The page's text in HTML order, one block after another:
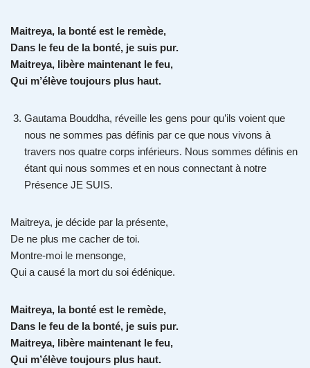
Maitreya, la bonté est le remède,
Dans le feu de la bonté, je suis pur.
Maitreya, libère maintenant le feu,
Qui m’élève toujours plus haut.
Gautama Bouddha, réveille les gens pour qu’ils voient que
nous ne sommes pas définis par ce que nous vivons à
travers nos quatre corps inférieurs. Nous sommes définis en
étant qui nous sommes et en nous connectant à notre
Présence JE SUIS.
Maitreya, je décide par la présente,
De ne plus me cacher de toi.
Montre-moi le mensonge,
Qui a causé la mort du soi édénique.
Maitreya, la bonté est le remède,
Dans le feu de la bonté, je suis pur.
Maitreya, libère maintenant le feu,
Qui m’élève toujours plus haut.